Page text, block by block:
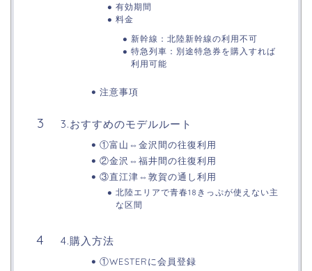
有効期間
料金
新幹線：北陸新幹線の利用不可
特急列車：別途特急券を購入すれば
利用可能
注意事項
3.おすすめのモデルルート
①富山⇔金沢間の往復利用
②金沢⇔福井間の往復利用
③直江津⇔敦賀の通し利用
北陸エリアで青春18きっぷが使えない主
な区間
4.購入方法
①WESTERに会員登録